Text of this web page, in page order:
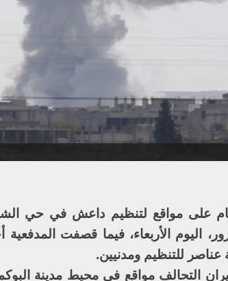
على مواقع لتنظيم داعش في حي
اليوم الأربعاء، فيما قصفت
عناصر للتنظيم ومدنيين.
التحالف مواقع في محيط مدينة